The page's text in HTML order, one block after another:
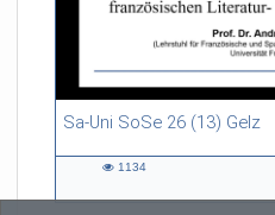
Sa-Uni SoSe 26 (13) Gelz
55:13 duration
1134